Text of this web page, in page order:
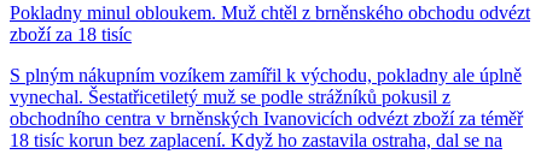
Pokladny minul obloukem. Muž chtěl z brněnského obchodu odvézt
zboží za 18 tisíc
S plným nákupním vozíkem zamířil k východu, pokladny ale úplně
vynechal. Šestatřicetiletý muž se podle strážníků pokusil z
obchodního centra v brněnských Ivanovicích odvézt zboží za téměř
18 tisíc korun bez zaplacení. Když ho zastavila ostraha, dal se na